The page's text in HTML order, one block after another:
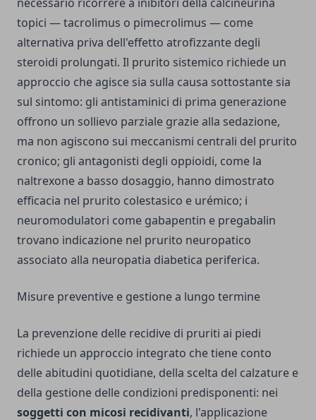
topici — tacrolimus o pimecrolimus — come
alternativa priva dell'effetto atrofizzante degli
steroidi prolungati. Il prurito sistemico richiede un
approccio che agisce sia sulla causa sottostante sia
sul sintomo: gli antistaminici di prima generazione
offrono un sollievo parziale grazie alla sedazione,
ma non agiscono sui meccanismi centrali del prurito
cronico; gli antagonisti degli oppioidi, come la
naltrexone a basso dosaggio, hanno dimostrato
efficacia nel prurito colestasico e urémico; i
neuromodulatori come gabapentin e pregabalin
trovano indicazione nel prurito neuropatico
associato alla neuropatia diabetica periferica.
Misure preventive e gestione a lungo termine
La prevenzione delle recidive di pruriti ai piedi
richiede un approccio integrato che tiene conto
delle abitudini quotidiane, della scelta del calzature e
della gestione delle condizioni predisponenti: nei
soggetti con micosi recidivanti, l'applicazione